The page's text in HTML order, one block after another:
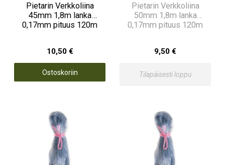
Pietarin Verkkoliina
45mm 1,8m lanka
0,17mm pituus 120m
10,50 €
Ostoskoriin
Pietarin Verkkoliina
50mm 1,8m lanka
0,17mm pituus 120m
9,50 €
Tilapäisesti loppu